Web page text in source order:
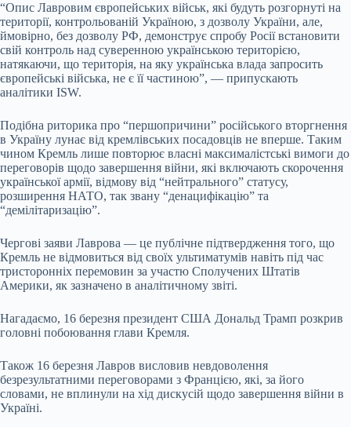
“Опис Лавровим європейських військ, які будуть розгорнуті на
території, контрольованій Україною, з дозволу України, але,
ймовірно, без дозволу РФ, демонструє спробу Росії встановити
свій контроль над суверенною українською територією,
натякаючи, що територія, на яку українська влада запросить
європейські війська, не є її частиною”, — припускають
аналітики ISW.
Подібна риторика про “першопричини” російського вторгнення
в Україну лунає від кремлівських посадовців не вперше. Таким
чином Кремль лише повторює власні максималістські вимоги до
переговорів щодо завершення війни, які включають скорочення
української армії, відмову від “нейтрального” статусу,
розширення НАТО, так звану “денацифікацію” та
“демілітаризацію”.
Чергові заяви Лаврова — це публічне підтвердження того, що
Кремль не відмовиться від своїх ультиматумів навіть під час
тристоронніх перемовин за участю Сполучених Штатів
Америки, як зазначено в аналітичному звіті.
Нагадаємо, 16 березня президент США Дональд Трамп розкрив
головні побоювання глави Кремля.
Також 16 березня Лавров висловив невдоволення
безрезультатними переговорами з Францією, які, за його
словами, не вплинули на хід дискусій щодо завершення війни в
Україні.